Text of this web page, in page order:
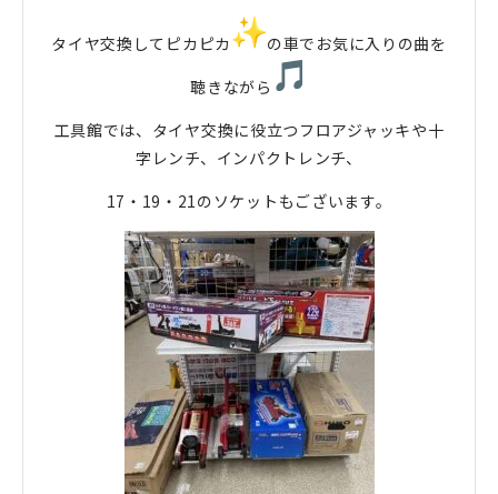
タイヤ交換してピカピカ
の車でお気に入りの曲を
聴きながら
工具館では、タイヤ交換に役立つフロアジャッキや十
字レンチ、インパクトレンチ、
17・19・21のソケットもございます。